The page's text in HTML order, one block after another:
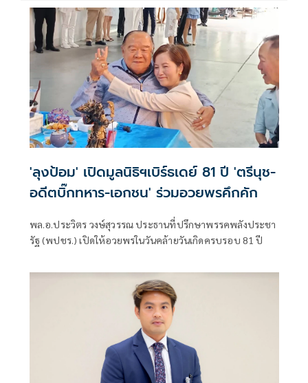
'ลุงป้อม' เปิดมูลนิธิฯเบิร์ธเดย์ 81 ปี 'ตรีนุช-
อดีตบิ๊กทหาร-เอกชน' ร่วมอวยพรคึกคัก
พล.อ.ประวิตร วงษ์สุวรรณ ประธานที่ปรึกษาพรรคพลังประชา
รัฐ (พปชร.) เปิดให้อวยพรในวันคล้ายวันเกิดครบรอบ 81 ปี